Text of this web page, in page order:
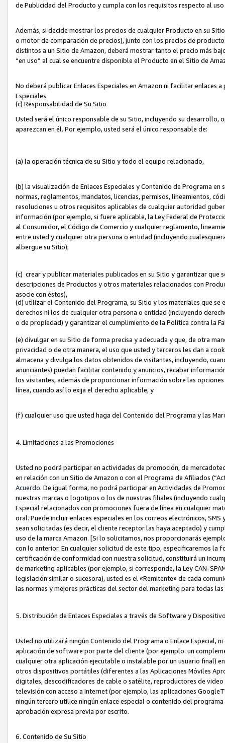
de Publicidad del Producto y cumpla con los requisitos respecto al uso
Además, si decide mostrar los precios de cualquier Producto en su
o motor de comparación de precios), junto con los precios de
distintos a un Sitio de Amazon, deberá mostrar tanto el precio más
“en uso” al cual se encuentre disponible el Producto en el Sitio de
No deberá publicar Enlaces Especiales en Amazon ni facilitar enlaces
Especiales.
(c) Responsabilidad de Su Sitio
Usted será el único responsable de su Sitio, incluyendo su
aparezcan en él. Por ejemplo, usted será el único responsable de:
(a) la operación técnica de su Sitio y todo el equipo relacionado,
(b) la visualización de Enlaces Especiales y Contenido de Programa
normas, reglamentos, mandatos, licencias, permisos, lineamientos,
resoluciones u otros requisitos aplicables de cualquier autoridad
información (por ejemplo, si fuere aplicable, la Ley Federal de
al Consumidor, el Código de Comercio y cualquier reglamento,
entre usted y cualquier otra persona o entidad (incluyendo
albergue su Sitio);
(c) crear y publicar materiales publicados en su Sitio y garantizar que
descripciones de Productos y otros materiales relacionados con
asocie con éstos),
(d) utilizar el Contenido del Programa, su Sitio y los materiales que se
derechos ni los de cualquier otra persona o entidad (incluyendo
o de propiedad) y garantizar el cumplimiento de la Política contra la
(e) divulgar en su Sitio de forma precisa y adecuada y que, de otra
privacidad o de otra manera, el uso que usted y terceros les dan a
almacena y divulga los datos obtenidos de visitantes, incluyendo,
anunciantes) puedan facilitar contenido y anuncios, recabar
los visitantes, además de proporcionar información sobre las
línea, cuando así lo exija el derecho aplicable, y
(f) cualquier uso que usted haga del Contenido del Programa y las
4. Limitaciones a las Promociones
Usted no podrá participar en actividades de promoción, de
en relación con un Sitio de Amazon o con el Programa de Afiliados
Acuerdo. De igual forma, no podrá participar en Actividades de
nuestras marcas o logotipos o los de nuestras filiales (incluyendo
Especial relacionados con promociones fuera de línea en cualquier
oral. Puede incluir enlaces especiales en los correos electrónicos,
sean solicitadas (es decir, el cliente receptor las haya aceptado) y
uso de la marca Amazon. [Si lo solicitamos, nos proporcionarás
con lo anterior. En cualquier solicitud de este tipo, especificaremos
certificación de conformidad con nuestra solicitud, constituirá un
de marketing aplicables (por ejemplo, si corresponde, la Ley CAN-
legislación similar o sucesora), usted es el «Remitente» de cada
las normas y mejores prácticas del sector del marketing para todas
5. Distribución de Enlaces Especiales a través de Software y
Usted no utilizará ningún Contenido del Programa o Enlace Especial,
aplicación de software por parte del cliente (por ejemplo: un
cualquier otra aplicación ejecutable o instalable por un usuario final)
otros dispositivos portátiles (diferentes a las Aplicaciones Móviles
digitales, descodificadores de cable o satélite, reproductores de
televisión con acceso a Internet (por ejemplo, las aplicaciones
ningún tercero utilice ningún enlace especial o contenido del
aprobación expresa previa por escrito.
6. Contenido de Su Sitio